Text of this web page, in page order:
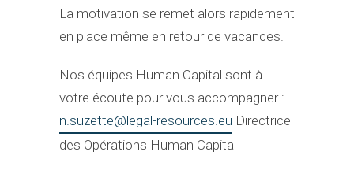
La motivation se remet alors rapidement
en place même en retour de vacances.
Nos équipes Human Capital sont à
votre écoute pour vous accompagner :
n.suzette@legal-resources.eu Directrice
des Opérations Human Capital